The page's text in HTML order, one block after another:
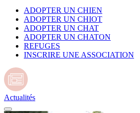
ADOPTER UN CHIEN
ADOPTER UN CHIOT
ADOPTER UN CHAT
ADOPTER UN CHATON
REFUGES
INSCRIRE UNE ASSOCIATION
Actualités